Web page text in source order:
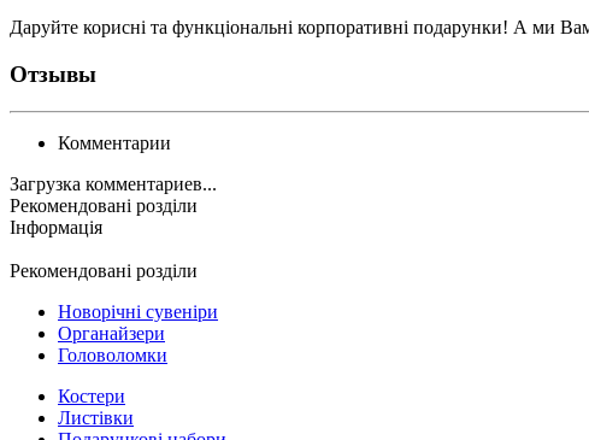
Даруйте корисні та функціональні корпоративні подарунки! А ми
Отзывы
Комментарии
Загрузка комментариев...
Рекомендовані розділи
Інформація
Рекомендовані розділи
Новорічні сувеніри
Органайзери
Головоломки
Костери
Листівки